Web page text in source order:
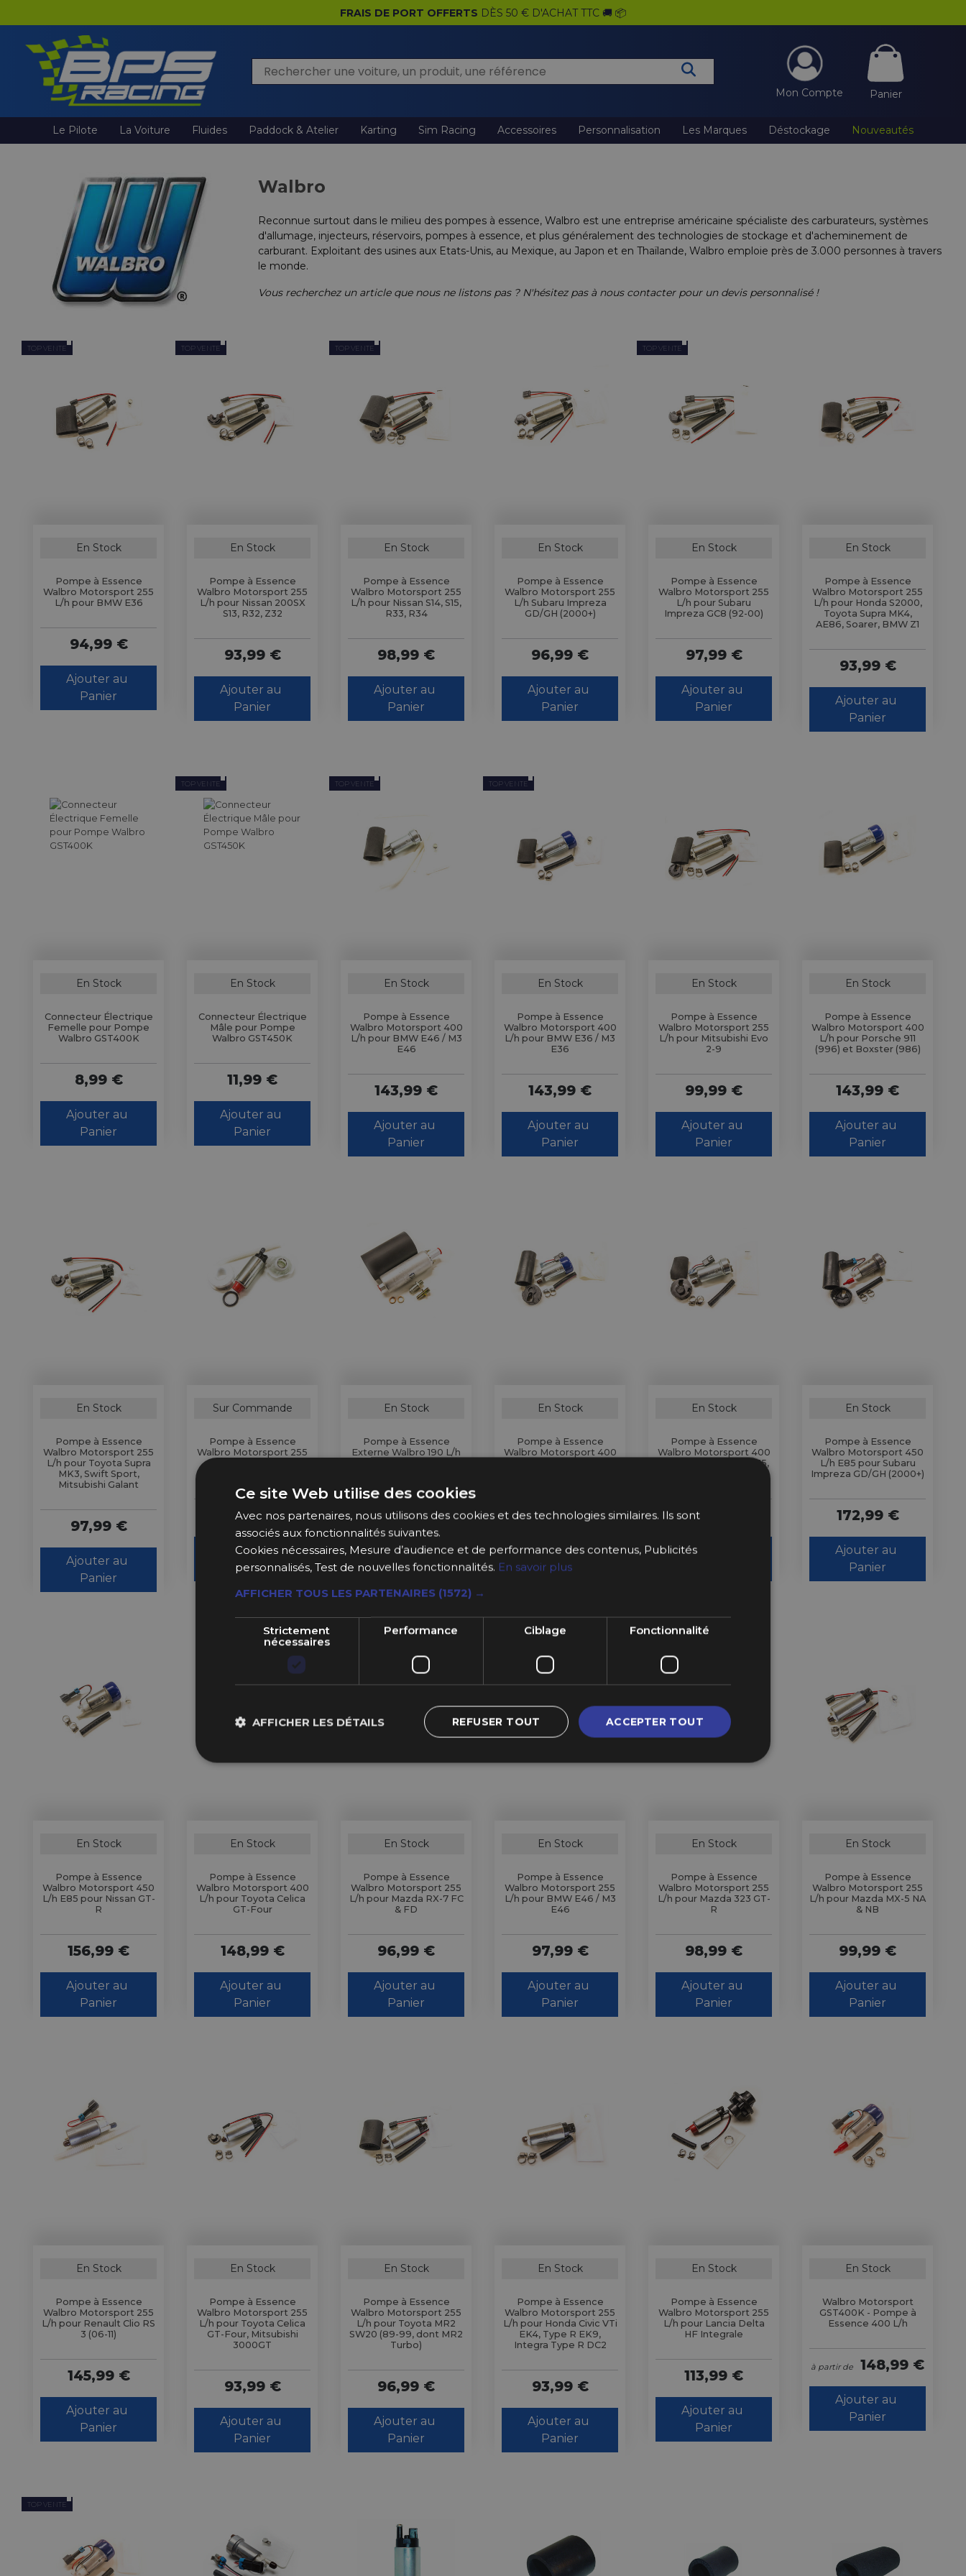
FRAIS DE PORT OFFERTS DÈS 50 € D'ACHAT TTC 🚚 📦
Rechercher
Mon Compte Panier
Le Pilote La Voiture Fluides Paddock & Atelier Karting Sim Racing Accessoires Personnalisation Les Marques Déstockage Nouveautés
Walbro
Reconnue surtout dans le milieu des pompes à essence, Walbro est une entreprise américaine spécialiste des carburateurs, systèmes
d'allumage, injecteurs, réservoirs, pompes à essence, et plus généralement des technologies de stockage et d'acheminement de
carburant. Exploitant des usines aux Etats-Unis, au Mexique, au Japon et en Thaïlande, Walbro emploie près de 3.000 personnes à travers
le monde.
Vous recherchez un article que nous ne listons pas ? N'hésitez pas à nous contacter pour un devis personnalisé !
TOP VENTE
En Stock
Pompe à Essence
Walbro Motorsport 255
L/h pour BMW E36
94,99 €
Ajouter au
Panier
TOP VENTE
En Stock
Pompe à Essence
Walbro Motorsport 255
L/h pour Nissan 200SX
S13, R32, Z32
93,99 €
Ajouter au
Panier
TOP VENTE
En Stock
Pompe à Essence
Walbro Motorsport 255
L/h pour Nissan S14, S15,
R33, R34
98,99 €
Ajouter au
Panier
En Stock
Pompe à Essence
Walbro Motorsport 255
L/h Subaru Impreza
GD/GH (2000+)
96,99 €
Ajouter au
Panier
TOP VENTE
En Stock
Pompe à Essence
Walbro Motorsport 255
L/h pour Subaru
Impreza GC8 (92-00)
97,99 €
Ajouter au
Panier
En Stock
Pompe à Essence
Walbro Motorsport 255
L/h pour Honda S2000,
Toyota Supra MK4,
AE86, Soarer, BMW Z1
93,99 €
Ajouter au
Panier
En Stock
Connecteur Électrique
Femelle pour Pompe
Walbro GST400K
8,99 €
Ajouter au
Panier
TOP VENTE
En Stock
Connecteur Électrique
Mâle pour Pompe
Walbro GST450K
11,99 €
Ajouter au
Panier
TOP VENTE
En Stock
Pompe à Essence
Walbro Motorsport 400
L/h pour BMW E46 / M3
E46
143,99 €
Ajouter au
Panier
TOP VENTE
En Stock
Pompe à Essence
Walbro Motorsport 400
L/h pour BMW E36 / M3
E36
143,99 €
Ajouter au
Panier
En Stock
Pompe à Essence
Walbro Motorsport 255
L/h pour Mitsubishi Evo
2-9
99,99 €
Ajouter au
Panier
En Stock
Pompe à Essence
Walbro Motorsport 400
L/h pour Porsche 911
(996) et Boxster (986)
143,99 €
Ajouter au
Panier
En Stock
Pompe à Essence
Walbro Motorsport 255
L/h pour Toyota Supra
MK3, Swift Sport,
Mitsubishi Galant
97,99 €
Ajouter au
Panier
Sur Commande
Pompe à Essence
Walbro Motorsport 255
L/h pour Mitsubishi
115,99 €
Ajouter au
Panier
En Stock
Pompe à Essence
Externe Walbro 190 L/h
Renault...
119,99 €
Ajouter au
En Stock
Pompe à Essence
Walbro Motorsport 400
169,99 €
Ajouter au
Panier
En Stock
Pompe à Essence
Walbro Motorsport 400
L/h pour Nissan S14, S15,
148,99 €
Ajouter au
En Stock
Pompe à Essence
Walbro Motorsport 450
L/h E85 pour Subaru
Impreza GD/GH (2000+)
172,99 €
Ajouter au
Panier
En Stock
Pompe à Essence
Walbro Motorsport 450
L/h E85 pour Nissan GT-
R
156,99 €
Ajouter au
Panier
En Stock
Pompe à Essence
Walbro Motorsport 400
L/h pour Toyota Celica
GT-Four
148,99 €
Ajouter au
Panier
En Stock
Pompe à Essence
Walbro Motorsport 255
L/h pour Mazda RX-7 FC
& FD
96,99 €
Ajouter au
Panier
En Stock
Pompe à Essence
Walbro Motorsport 255
L/h pour BMW E46 / M3
E46
97,99 €
Ajouter au
Panier
En Stock
Pompe à Essence
Walbro Motorsport 255
L/h pour Mazda 323 GT-
R
98,99 €
Ajouter au
Panier
En Stock
Pompe à Essence
Walbro Motorsport 255
L/h pour Mazda MX-5 NA
& NB
99,99 €
Ajouter au
Panier
En Stock
Pompe à Essence
Walbro Motorsport 255
L/h pour Renault Clio RS
3 (06-11)
145,99 €
Ajouter au
Panier
En Stock
Pompe à Essence
Walbro Motorsport 255
L/h pour Toyota Celica
GT-Four, Mitsubishi
3000GT
93,99 €
Ajouter au
Panier
En Stock
Pompe à Essence
Walbro Motorsport 255
L/h pour Toyota MR2
SW20 (89-99, dont MR2
Turbo)
96,99 €
Ajouter au
Panier
En Stock
Pompe à Essence
Walbro Motorsport 255
L/h pour Honda Civic VTi
EK4, Type R EK9,
Integra Type R DC2
93,99 €
Ajouter au
Panier
En Stock
Pompe à Essence
Walbro Motorsport 255
L/h pour Lancia Delta
HF Integrale
113,99 €
Ajouter au
Panier
En Stock
Walbro Motorsport
GST400K - Pompe à
Essence 400 L/h
à partir de 148,99 €
Ajouter au
Panier
TOP VENTE
Ce site Web utilise des cookies
Avec nos partenaires, nous utilisons des cookies et des technologies similaires. Ils sont
associés aux fonctionnalités suivantes.
Cookies nécessaires, Mesure d’audience et de performance des contenus, Publicités
personnalisés, Test de nouvelles fonctionnalités. En savoir plus
AFFICHER TOUS LES PARTENAIRES (1572) →
Strictement
nécessaires
Performance Ciblage Fonctionnalité
ACCEPTER TOUT
REFUSER TOUT
AFFICHER LES DÉTAILS